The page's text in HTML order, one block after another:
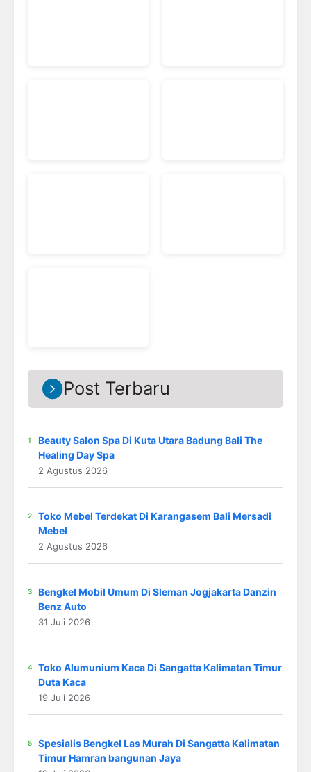
Post Terbaru
Beauty Salon Spa Di Kuta Utara Badung Bali The
Healing Day Spa
2 Agustus 2026
Toko Mebel Terdekat Di Karangasem Bali Mersadi
Mebel
2 Agustus 2026
Bengkel Mobil Umum Di Sleman Jogjakarta Danzin
Benz Auto
31 Juli 2026
Toko Alumunium Kaca Di Sangatta Kalimatan Timur
Duta Kaca
19 Juli 2026
Spesialis Bengkel Las Murah Di Sangatta Kalimatan
Timur Hamran bangunan Jaya